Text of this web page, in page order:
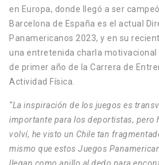
en Europa, donde llegó a ser
Barcelona de España es el actual
Panamericanos 2023, y en su
una entretenida charla
de primer año de la Carrera de
Actividad Física.
“La inspiración de los juegos es
importante para los deportistas, pero
volví, he visto un Chile tan
mismo que estos Juegos
llegan como anillo al dedo para